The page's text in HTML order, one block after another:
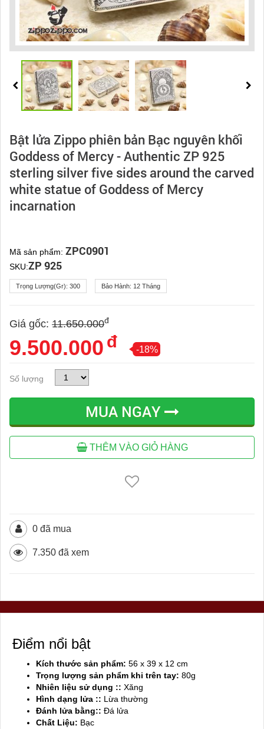
Bật lửa Zippo phiên bản Bạc nguyên khối
Goddess of Mercy - Authentic ZP 925
sterling silver five sides around the carved
white statue of Goddess of Mercy
incarnation
Mã sản phẩm: ZPC0901
SKU:ZP 925
Trọng Lượng(gr): 300 Bảo Hành: 12 Tháng
Giá gốc: 11.650.000đ
9.500.000 đ -18%
Số lượng
MUA NGAY
THÊM VÀO GIỎ HÀNG
0 đã mua
7.350 đã xem
Điểm nổi bật
Kích thước sản phẩm: 56 x 39 x 12 cm
Trọng lượng sản phẩm khi trên tay: 80g
Nhiên liệu sử dụng :: Xăng
Hình dạng lửa :: Lừa thường
Đánh lửa bằng:: Đá lửa
Chất Liệu: Bạc